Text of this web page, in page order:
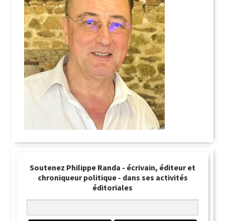
Soutenez Philippe Randa - écrivain, éditeur et
chroniqueur politique - dans ses activités
éditoriales